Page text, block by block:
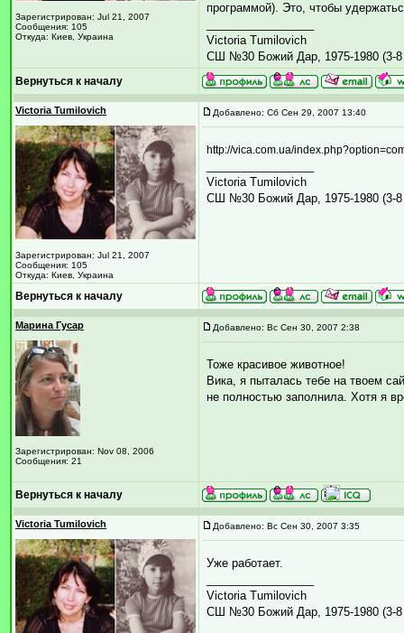
Зарегистрирован: Jul 21, 2007
Сообщения: 105
Откуда: Киев, Украина
программой). Это, чтобы
Victoria Tumilovich
СШ №30 Божий Дар, 1975-1980 (3-8
Вернуться к началу
Victoria Tumilovich
Зарегистрирован: Jul 21, 2007
Сообщения: 105
Откуда: Киев, Украина
Добавлено: Сб Сен 29, 2007 13:40
http://vica.com.ua/
Victoria Tumilovich
СШ №30 Божий Дар, 1975-1980 (3-8
Вернуться к началу
Марина Гусар
Зарегистрирован: Nov 08, 2006
Сообщения: 21
Добавлено: Вс Сен 30, 2007 2:38
Тоже красивое животное!
Вика, я пыталась тебе на твоем
не полностью заполнила. Хотя я
Вернуться к началу
Victoria Tumilovich Добавлено: Вс Сен 30, 2007 3:35
Уже работает.
Victoria Tumilovich
СШ №30 Божий Дар, 1975-1980 (3-8